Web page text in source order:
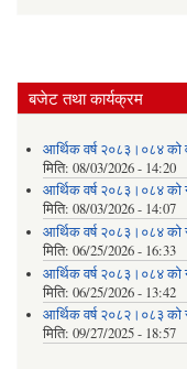
बजेट तथा कार्यक्रम
आर्थिक वर्ष २०८३।०८४ को
मिति: 08/03/2026 - 14:20
आर्थिक वर्ष २०८३।०८४ को
मिति: 08/03/2026 - 14:07
आर्थिक वर्ष २०८३।०८४
मिति: 06/25/2026 - 16:33
आर्थिक वर्ष २०८३।०८४ को
मिति: 06/25/2026 - 13:42
आर्थिक वर्ष २०८२।०८३ को
मिति: 09/27/2025 - 18:57